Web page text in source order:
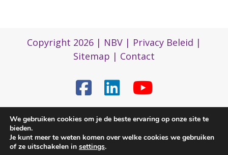
Copyright 2026 | NBV | Privacy Beleid |
Sitemap | Contact
(0)317 422 422
We gebruiken cookies om je de beste ervaring op onze site te
bieden.
Je kunt meer te weten komen over welke cookies we gebruiken
of ze uitschakelen in settings.